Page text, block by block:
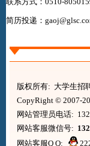
简历投递：
版权所有: 大学生招聘
CopyRight © 2007-
网站管理员电话:
网站客服微信号:
网站客服Q Q: